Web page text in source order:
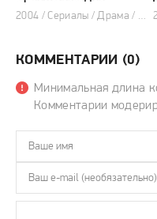
2004 / Сериалы / Драма / Мелодрама
КОММЕНТАРИИ (0)
Минимальная длина
Комментарии